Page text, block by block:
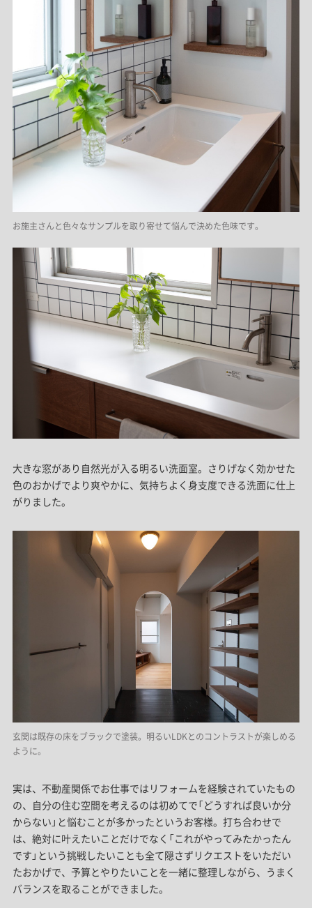
お施主さんと色々なサンプルを取り寄せて悩んで決めた色味です。
大きな窓があり自然光が入る明るい洗面室。さりげなく効かせた
色のおかげでより爽やかに、気持ちよく身支度できる洗面に仕上
がりました。
玄関は既存の床をブラックで塗装。明るいLDKとのコントラストが楽しめる
ように。
実は、不動産関係でお仕事ではリフォームを経験されていたもの
の、自分の住む空間を考えるのは初めてで「どうすれば良いか分
からない」と悩むことが多かったというお客様。打ち合わせで
は、絶対に叶えたいことだけでなく「これがやってみたかったん
です」という挑戦したいことも全て隠さずリクエストをいただい
たおかげで、予算とやりたいことを一緒に整理しながら、うまく
バランスを取ることができました。